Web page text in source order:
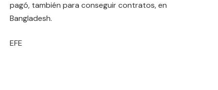
pagó, también para conseguir contratos, en
Bangladesh.
EFE